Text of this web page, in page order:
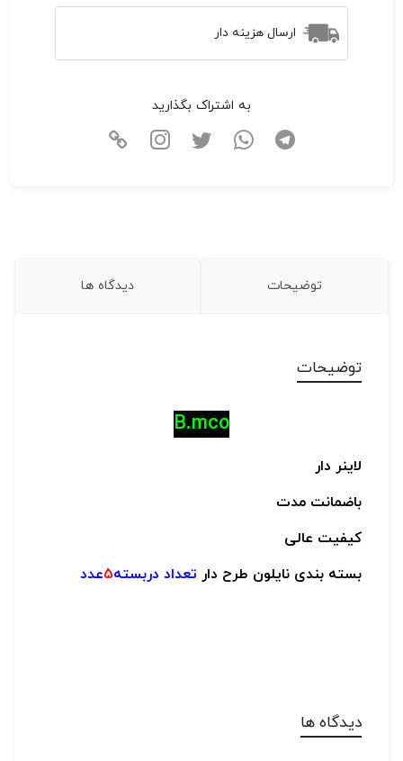
ارسال هزینه دار
به اشتراک بگذارید
توضیحات دیدگاه ها
توضیحات
B.mco
لاینر دار
باضمانت مدت
کیفیت عالی
بسته بندی نایلون طرح دار تعداد دربسته5عدد
دیدگاه ها